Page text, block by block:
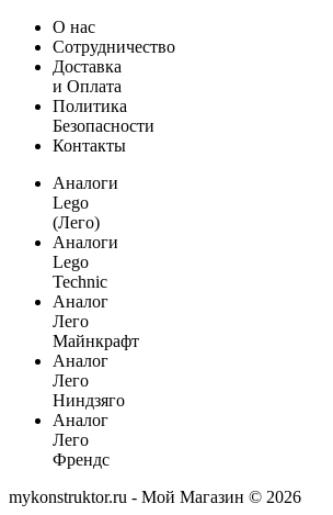
О нас
Сотрудничество
Доставка
и Оплата
Политика
Безопасности
Контакты
Аналоги
Lego
(Лего)
Аналоги
Lego
Technic
Аналог
Лего
Майнкрафт
Аналог
Лего
Ниндзяго
Аналог
Лего
Френдс
mykonstruktor.ru - Мой Магазин © 2026